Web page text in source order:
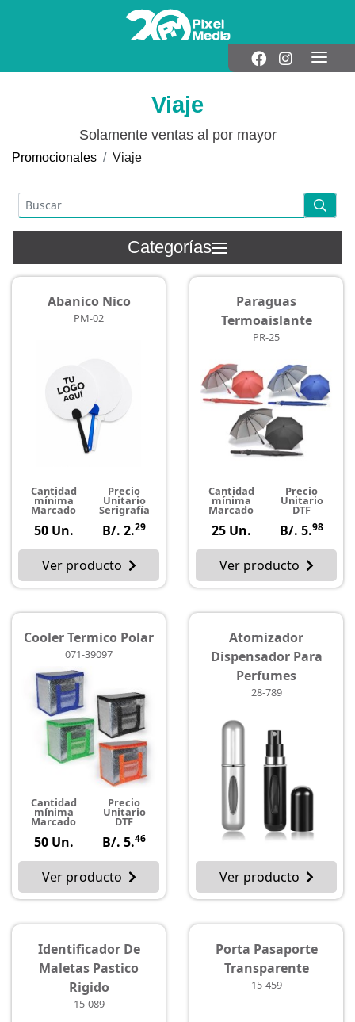
Viaje
Solamente ventas al por mayor
Promocionales Viaje
Categorías
Abanico Nico
PM-02
Cantidad
mínima
Marcado
50 Un.
Precio
Unitario
Serigrafía
B/. 2.29
Ver producto
Paraguas
Termoaislante
PR-25
Cantidad
mínima
Marcado
25 Un.
Precio
Unitario
DTF
B/. 5.98
Ver producto
Cooler Termico Polar
071-39097
Cantidad
mínima
Marcado
50 Un.
Precio
Unitario
DTF
B/. 5.46
Ver producto
Atomizador
Dispensador Para
Perfumes
28-789
Ver producto
Identificador De
Maletas Pastico
Rigido
15-089
Porta Pasaporte
Transparente
15-459